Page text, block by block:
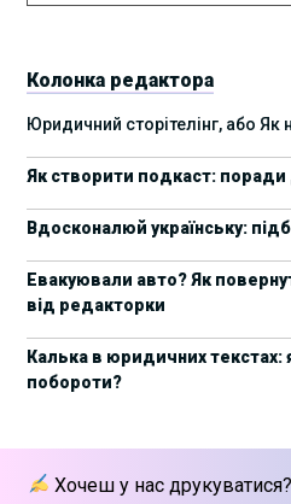
17 листопада
підтримки ШІ-проєктів від
19/09/2025 4 жовтня пройде
09/09/2025 10 жовтня пройдуть
01/09/2025 15 вересня стартує
IT Group
Колонка редактора
Юридичний сторітелінг, або Як
Як створити подкаст: поради
Вдосконалюй українську:
Евакуювали авто? Як
від редакторки
Калька в юридичних текстах:
побороти?
Хочеш у нас друкуватися?